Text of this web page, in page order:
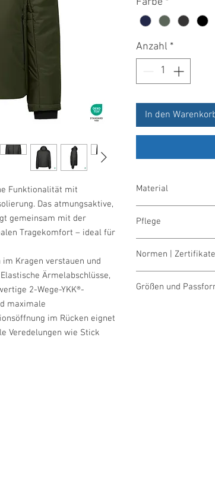
Funktionalität mit
Das atmungsaktive,
gemeinsam mit der
Tragekomfort – ideal für
Kragen verstauen und
Ärmelabschlüsse,
2-Wege-YKK®-
maximale
im Rücken eignet
Veredelungen wie Stick
Anzahl *
In den
Material
100 % Polyester
Pflege
bleichen nicht
trocknen nicht
bügeln nicht erlaubt
Normen |
Größen und